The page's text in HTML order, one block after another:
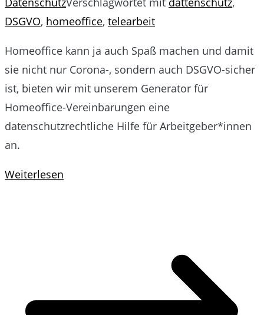
DSGVO, homeoffice, telearbeit
Homeoffice kann ja auch Spaß machen und damit
sie nicht nur Corona-, sondern auch DSGVO-sicher
ist, bieten wir mit unserem Generator für
Homeoffice-Vereinbarungen eine
datenschutzrechtliche Hilfe für Arbeitgeber*innen
an.
Weiterlesen